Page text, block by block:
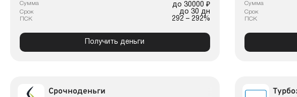
Сумма до 30000 ₽
Срок до 30 дн
ПСК 292 – 292%
Получить деньги
Сумма
Срок
ПСК
Срочноденьги